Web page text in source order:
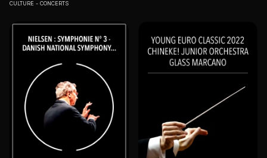
CULTURE CONCERTS